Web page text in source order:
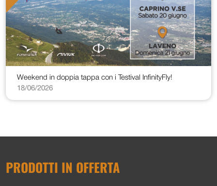
Weekend in doppia tappa con i Testival InfinityFly!
18/06/2026
PRODOTTI IN OFFERTA